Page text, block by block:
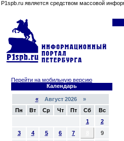
P1spb.ru является средством массовой
Перейти на мобильную версию
Календарь
«Август 2026 »
Пн
Вт Ср Чт Пт Сб
Вс
1
2
3
4 5 6 7
9